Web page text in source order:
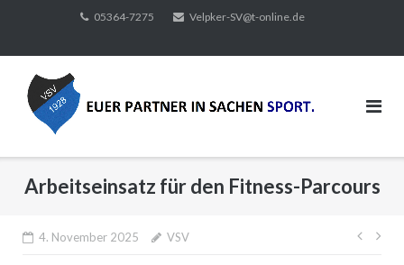
Inhalt
05364-7275 Velpker-SV@t-online.de
Arbeitseinsatz für den Fitness-Parcours
4. November 2025 VSV